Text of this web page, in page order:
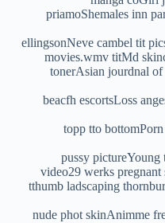
priamoShemales inn
ellingsonNeve cambel tit
movies.wmv titMd
tonerAsian jourdnal
beacfh escortsLoss
topp tto
pussy pictureYoung
video29 werks
tthumb ladscaping
nude phot skinAnimme